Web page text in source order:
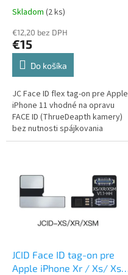
Skladom (2 ks)
€12,20 bez DPH
€15
Do košíka
JC Face ID flex tag-on pre Apple
iPhone 11 vhodné na opravu
FACE ID (ThrueDeapth kamery)
bez nutnosti spájkovania
JCID Face ID tag-on pre
Apple iPhone Xr / Xs/ Xs